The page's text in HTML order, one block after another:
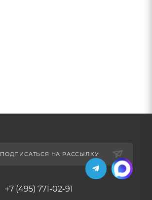
ПОДПИСАТЬСЯ НА РАССЫЛКУ
+7 (495) 771-02-91